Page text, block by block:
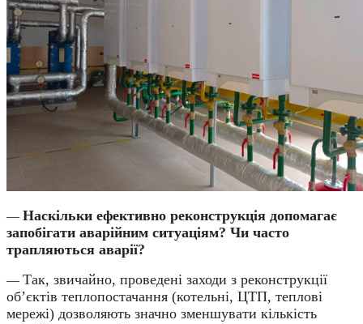
— Наскільки ефективно реконструкція допомагає
запобігати аварійним ситуаціям? Чи часто
трапляються аварії?
— Так, звичайно, проведені заходи з реконструкції
об’єктів теплопостачання (котельні, ЦТП, теплові
мережі) дозволяють значно зменшувати кількість